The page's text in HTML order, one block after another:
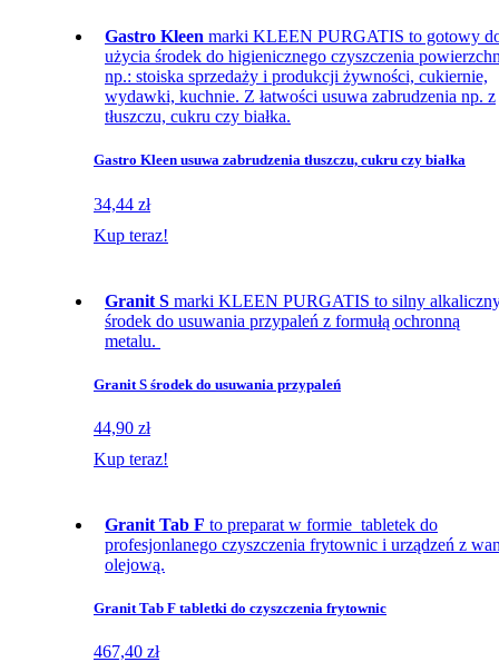
Gastro Kleen marki KLEEN PURGATIS to gotowy
użycia środek do higienicznego czyszczenia
np.: stoiska sprzedaży i produkcji żywności, cukiernie,
wydawki, kuchnie. Z łatwości usuwa zabrudzenia np. z
tłuszczu, cukru czy białka.
Gastro Kleen usuwa zabrudzenia tłuszczu, cukru czy białka
34,44 zł
Kup teraz!
Granit S marki KLEEN PURGATIS to silny
środek do usuwania przypaleń z formułą ochronną
metalu.
Granit S środek do usuwania przypaleń
44,90 zł
Kup teraz!
Granit Tab F to preparat w formie tabletek do
profesjonlanego czyszczenia frytownic i urządzeń z
olejową.
Granit Tab F tabletki do czyszczenia frytownic
467,40 zł